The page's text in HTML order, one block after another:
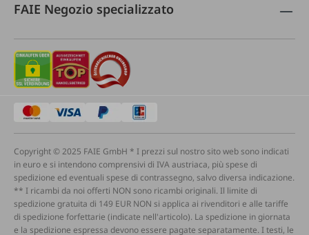
FAIE Negozio specializzato
Copyright © 2025 FAIE GmbH * I prezzi sul nostro sito web sono indicati
in euro e si intendono comprensivi di IVA austriaca, più spese di
spedizione ed eventuali spese di contrassegno, salvo diversa indicazione.
** I ricambi da noi offerti NON sono ricambi originali. Il limite di
spedizione gratuita di 149 EUR NON si applica ai rivenditori e alle tariffe
di spedizione forfettarie (indicate nell'articolo). La spedizione in giornata
e la spedizione espressa devono essere pagate separatamente. I testi, le